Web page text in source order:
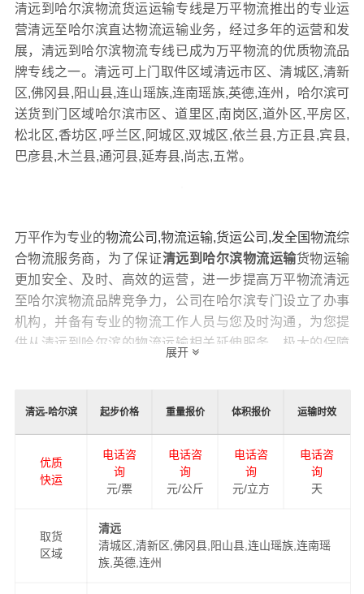
清远到哈尔滨物流货运运输专线是万平物流推出的专业运
营清远至哈尔滨直达物流运输业务，经过多年的运营和发
展，清远到哈尔滨物流专线已成为万平物流的优质物流品
牌专线之一。清远可上门取件区域清远市区、清城区,清新
区,佛冈县,阳山县,连山瑶族,连南瑶族,英德,连州，哈尔滨可
送货到门区域哈尔滨市区、道里区,南岗区,道外区,平房区,
松北区,香坊区,呼兰区,阿城区,双城区,依兰县,方正县,宾县,
巴彦县,木兰县,通河县,延寿县,尚志,五常。
万平作为专业的物流公司,物流运输,货运公司,发全国物流综
合物流服务商，为了保证清远到哈尔滨物流运输货物运输
更加安全、及时、高效的运营，进一步提高万平物流清远
至哈尔滨物流品牌竞争力，公司在哈尔滨专门设立了办事
机构，并备有专业的物流工作人员与您及时沟通，为您提
供从清远到哈尔滨的物流运输相关延伸服务，极大的保障
时效和物流成本要求，
万平 特推出 清远到哈尔滨物流多种
运输方式，以此来降低从清远到哈尔滨运输的物流成本，
提高由清远发货到哈尔滨的物流效率，以便为新老客户提
服务！
展开
清远-哈尔滨 起步价格 重量报价 体积报价 运输时效
优质
快运
电话咨
询
元/票
电话咨
询
元/公斤
电话咨
询
元/立方
电话咨
询
天
取货
区域
清远
清城区,清新区,佛冈县,阳山县,连山瑶族,连南瑶
族,英德,连州